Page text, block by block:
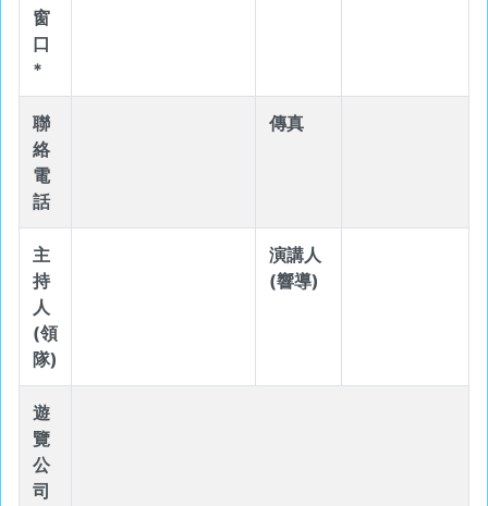
窗
口
*
聯
絡
電
話
傳真
主
持
人
(領
隊)
演講人
(響導)
遊
覽
公
司